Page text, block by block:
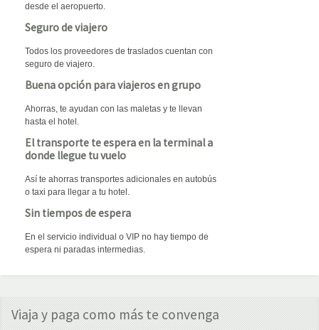
desde el aeropuerto.
Seguro de viajero
Todos los proveedores de traslados cuentan con
seguro de viajero.
Buena opción para viajeros en grupo
Ahorras, te ayudan con las maletas y te llevan
hasta el hotel.
El transporte te espera en la terminal a
donde llegue tu vuelo
Así te ahorras transportes adicionales en autobús
o taxi para llegar a tu hotel.
Sin tiempos de espera
En el servicio individual o VIP no hay tiempo de
espera ni paradas intermedias.
Viaja y paga como más te convenga